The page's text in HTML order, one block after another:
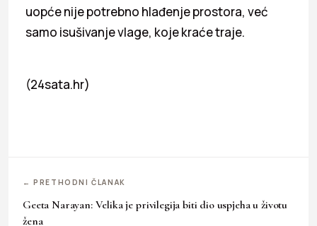
uopće nije potrebno hlađenje prostora, već
samo isušivanje vlage, koje kraće traje.
(24sata.hr)
← PRETHODNI ČLANAK
Geeta Narayan: Velika je privilegija biti dio uspjeha u životu
žena